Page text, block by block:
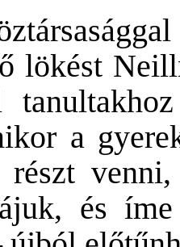
lökést
a
részt
és